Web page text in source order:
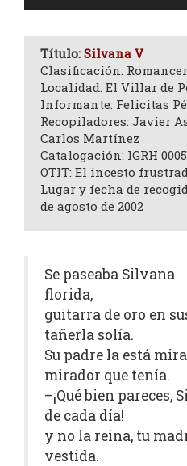
Título: Silvana V
Clasificación:
Localidad: El Villar de
Informante: Felicitas
Recopiladores: Javier
Carlos Martínez
Catalogación: IGRH 0005
OTIT: El incesto
Lugar y fecha de
de agosto de 2002
Se paseaba
florida,
guitarra de oro en
tañerla solía.
Su padre la está
mirador que tenía.
–¡Qué bien
de cada día!
y no la reina, tu
vestida.